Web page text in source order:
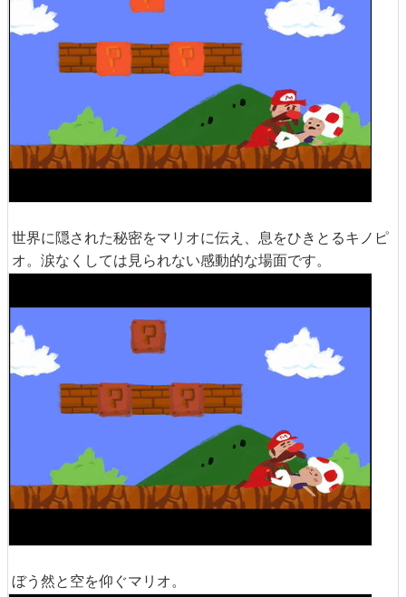
世界に隠された秘密をマリオに伝え、息をひきとるキノピ
オ。涙なくしては見られない感動的な場面です。
ぼう然と空を仰ぐマリオ。